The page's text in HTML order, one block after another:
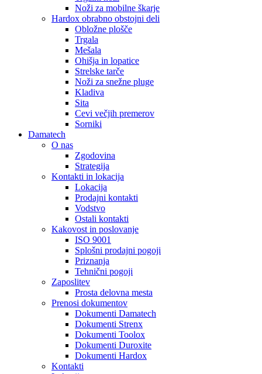
Noži za mobilne škarje
Hardox obrabno obstojni deli
Obložne plošče
Trgala
Mešala
Ohišja in lopatice
Strelske tarče
Noži za snežne pluge
Kladiva
Sita
Cevi večjih premerov
Sorniki
Damatech
O nas
Zgodovina
Strategija
Kontakti in lokacija
Lokacija
Prodajni kontakti
Vodstvo
Ostali kontakti
Kakovost in poslovanje
ISO 9001
Splošni prodajni pogoji
Priznanja
Tehnični pogoji
Zaposlitev
Prosta delovna mesta
Prenosi dokumentov
Dokumenti Damatech
Dokumenti Strenx
Dokumenti Toolox
Dokumenti Duroxite
Dokumenti Hardox
Kontakti